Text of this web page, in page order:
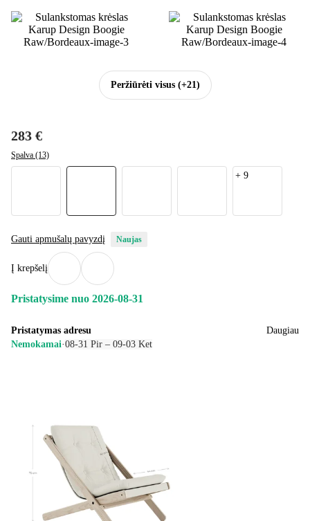
Peržiūrėti visus(+21)
283 €
Spalva (13)
+ 9
Gauti apmušalų pavyzdį Naujas
Į krepšelį
Pristatysime nuo 2026‑08‑31
Pristatymas adresu
Nemokamai·08‑31 Pir – 09‑03 Ket
Daugiau